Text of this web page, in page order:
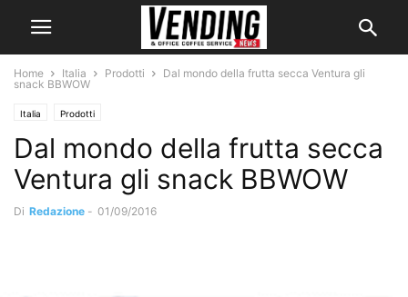
Home Italia Prodotti
Dal mondo della frutta secca Ventura gli
snack BBWOW
Italia Prodotti
Dal mondo della frutta secca
Ventura gli snack BBWOW
Di Redazione - 01/09/2016